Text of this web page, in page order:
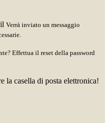
Verrà inviato un messaggio
Effettua il reset della password
la casella di posta elettronica!